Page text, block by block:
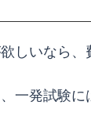
しいなら、
一発試験に